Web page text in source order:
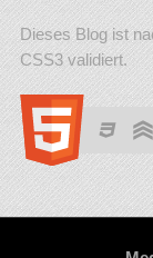
Dieses Blog ist
CSS3 validiert.